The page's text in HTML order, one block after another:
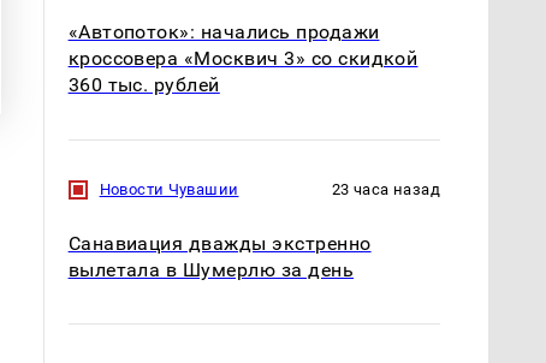
«Автопоток»: начались продажи
кроссовера «Москвич 3» со скидкой
360 тыс. рублей
Новости Чувашии 23 часа назад
Санавиация дважды экстренно
вылетала в Шумерлю за день